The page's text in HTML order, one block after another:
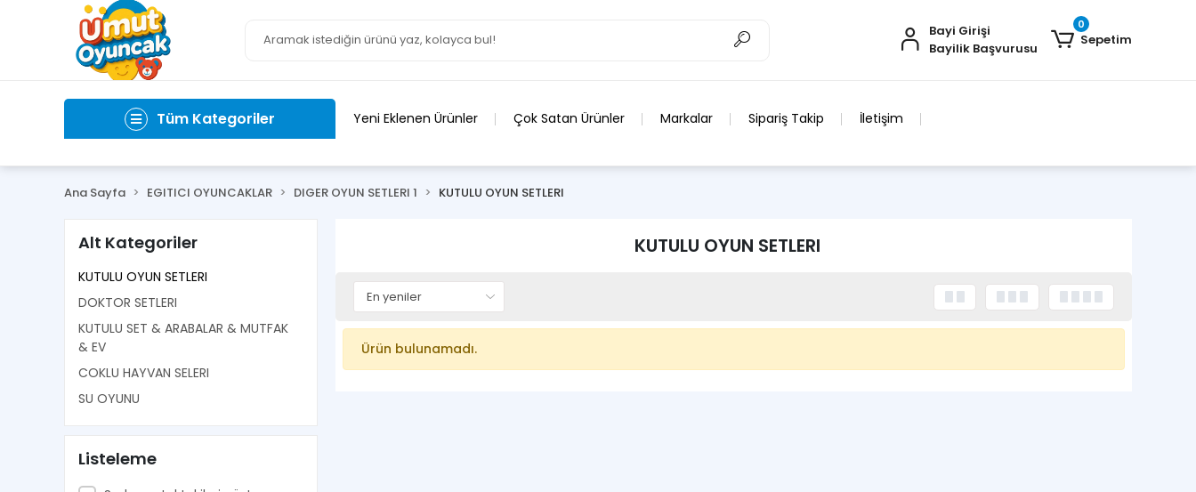
Bayi Girişi
Bayilik Başvurusu
0
Sepetim
Tüm Kategoriler Yeni Eklenen Ürünler Çok Satan Ürünler Markalar Sipariş Takip İletişim
Ana Sayfa EGITICI OYUNCAKLAR DIGER OYUN SETLERI 1 KUTULU OYUN SETLERI
Alt Kategoriler
KUTULU OYUN SETLERI
DOKTOR SETLERI
KUTULU SET & ARABALAR & MUTFAK
& EV
COKLU HAYVAN SELERI
SU OYUNU
Listeleme
KUTULU OYUN SETLERI
Ürün bulunamadı.